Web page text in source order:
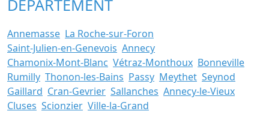
DÉPARTEMENT
Annemasse La Roche-sur-Foron
Saint-Julien-en-Genevois Annecy
Chamonix-Mont-Blanc Vétraz-Monthoux Bonneville
Rumilly Thonon-les-Bains Passy Meythet Seynod
Gaillard Cran-Gevrier Sallanches Annecy-le-Vieux
Cluses Scionzier Ville-la-Grand